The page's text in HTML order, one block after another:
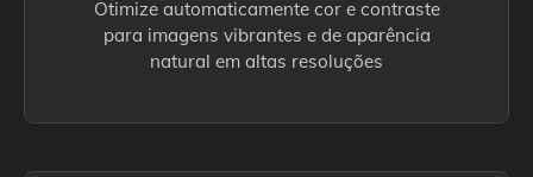
Otimize automaticamente cor e contraste
para imagens vibrantes e de aparência
natural em altas resoluções